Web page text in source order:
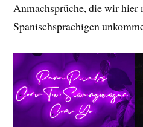
Anmachsprüche, die wir hier
Spanischsprachigen